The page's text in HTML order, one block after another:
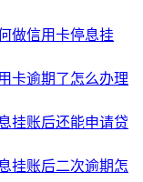
做信用卡停息挂
卡逾期了怎么办理
挂账后还能申请贷
挂账后二次逾期怎